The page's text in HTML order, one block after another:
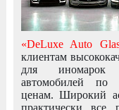
«DeLuxe Auto
клиентам
для иномарок
автомобилей
ценам. Широкий
практически все